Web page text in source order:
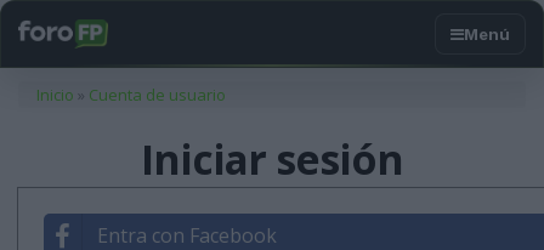
Usted está aquí
Inicio » Cuenta de usuario
Iniciar sesión
Entra con Facebook